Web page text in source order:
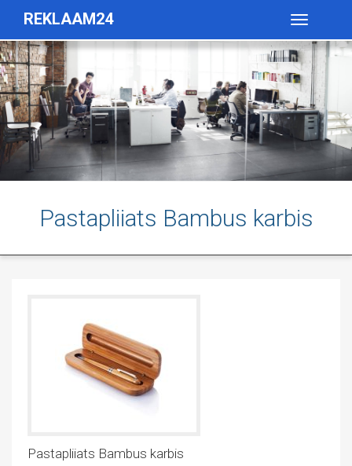
REKLAAM24
Toggle
Pastapliiats Bambus karbis
Pastapliiats Bambus karbis